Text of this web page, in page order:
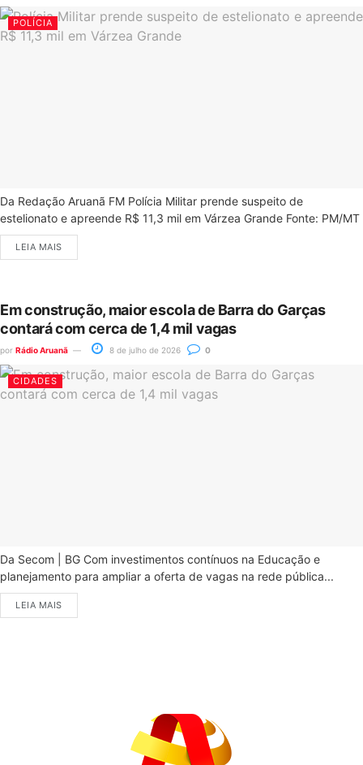
POLÍCIA
Da Redação Aruanã FM Polícia Militar prende suspeito de
estelionato e apreende R$ 11,3 mil em Várzea Grande Fonte: PM/MT
LEIA MAIS
Em construção, maior escola de Barra do Garças
contará com cerca de 1,4 mil vagas
por Rádio Aruanã 8 de julho de 2026 0
CIDADES
Da Secom | BG Com investimentos contínuos na Educação e
planejamento para ampliar a oferta de vagas na rede pública...
LEIA MAIS